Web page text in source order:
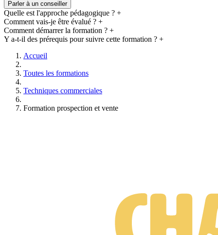
Parler à un conseiller
Quelle est l'approche pédagogique ? +
Comment vais-je être évalué ? +
Comment démarrer la formation ? +
Y a-t-il des prérequis pour suivre cette formation ? +
Accueil
Toutes les formations
Techniques commerciales
Formation prospection et vente